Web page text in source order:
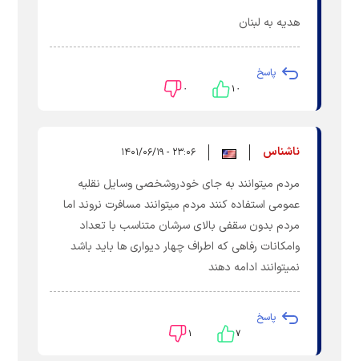
هدیه به لبنان
پاسخ
۱۰ ۰
ناشناس ۲۳:۰۶ - ۱۴۰۱/۰۶/۱۹
مردم میتوانند به جای خودروشخصی وسایل نقلیه
عمومی استفاده کنند مردم میتوانند مسافرت نروند اما
مردم بدون سقفی بالای سرشان متناسب با تعداد
وامکانات رفاهی که اطراف چهار دیواری ها باید باشد
نمیتوانند ادامه دهند
پاسخ
۷ ۱